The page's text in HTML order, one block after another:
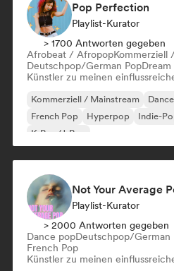
Pop Perfection
Playlist-Kurator
> 1700 Antworten gegeben
Afrobeat / AfropopKommerziell
Deutschpop/German PopDream
Künstler zu meinen
Kommerziell / Mainstream
French Pop
Hyperpop Indie-
K-Pop/J-Pop
Playlist-Kurator
> 2000 Antworten gegeben
Dance popDeutschpop/German
French Pop
Künstler zu meinen